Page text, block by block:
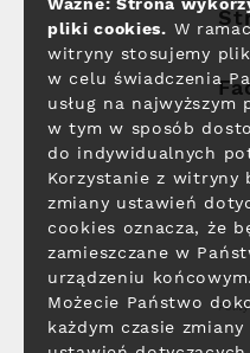
Ważne: Strona
pliki cookies. W
witryny stosujemy
w celu świadczenia
usług na najwyższym
w tym w sposób
do indywidualnych
Korzystanie z witryny
zmiany ustawień
cookies oznacza, że
zamieszczane w
urządzeniu końcowym.
Możecie Państwo
każdym czasie zmiany